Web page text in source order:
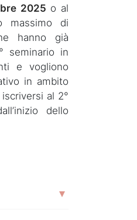
2025 o al
massimo di
hanno già
seminario in
e vogliono
in ambito
al 2°
dello